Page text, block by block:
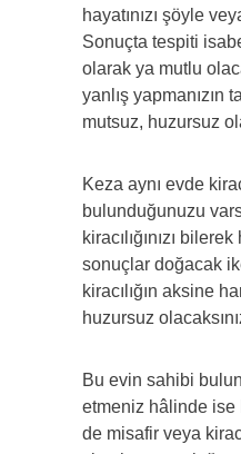
hayatınızı şöyle
Sonuçta tespiti
olarak ya mutlu
yanlış yapmanızın
mutsuz, huzursuz
Keza aynı evde
bulunduğunuzu
kiracılığınızı
sonuçlar doğacak
kiracılığın aksine
huzursuz
Bu evin sahibi
etmeniz hâlinde ise
de misafir veya